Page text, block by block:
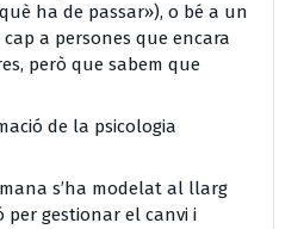
ha de passar»), o bé a un
a persones que encara
però que sabem que
de la psicologia
s’ha modelat al llarg
per gestionar el canvi i